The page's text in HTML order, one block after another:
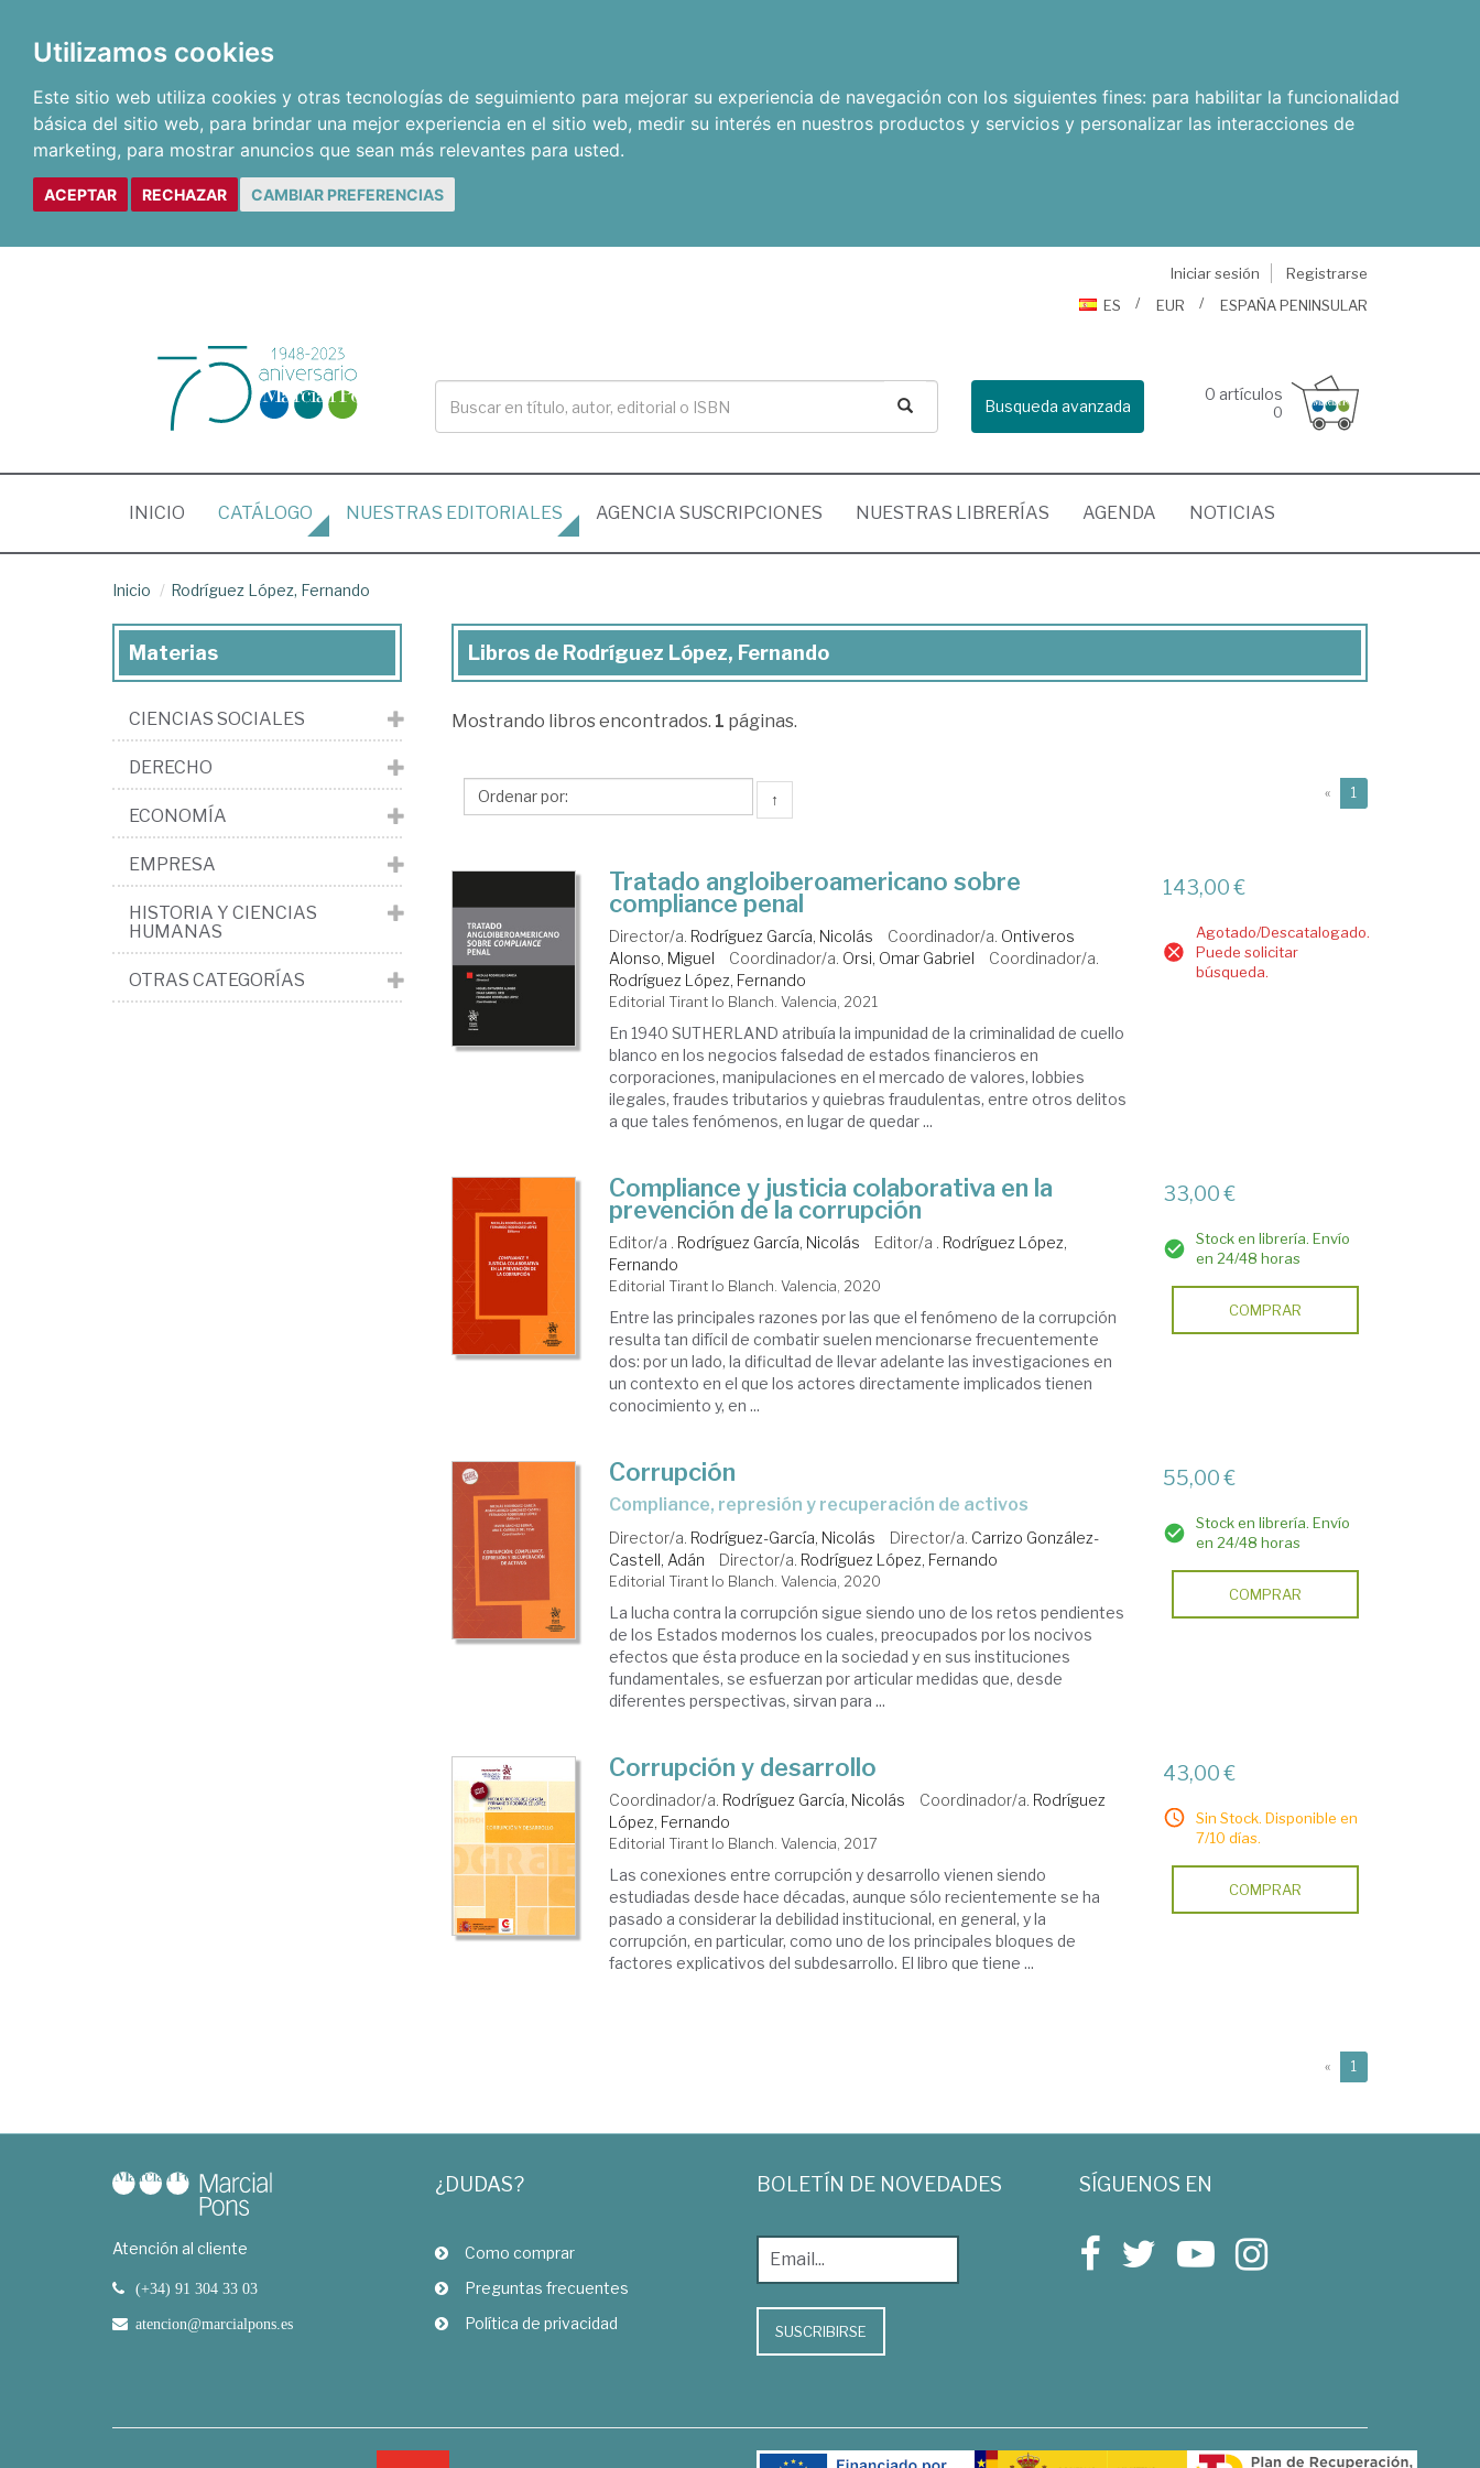
Utilizamos cookies
Este sitio web utiliza cookies y otras tecnologías de seguimiento para mejorar su experiencia de navegación con los siguientes fines: para habilitar la funcionalidad
básica del sitio web, para brindar una mejor experiencia en el sitio web, medir su interés en nuestros productos y servicios y personalizar las interacciones de
marketing, para mostrar anuncios que sean más relevantes para usted.
ACEPTAR RECHAZAR CAMBIAR PREFERENCIAS
Iniciar sesión
Registrarse
ES
EUR ESPAÑA PENINSULAR
Busqueda avanzada
0 artículos
0
INICIO (CURRENT)
CATÁLOGO NUESTRAS EDITORIALES AGENCIA SUSCRIPCIONES NUESTRAS LIBRERÍAS AGENDA NOTICIAS
Inicio Rodríguez López, Fernando
Libros
Rodríguez
Fernando
Libros de Rodríguez López, Fernando
Mostrando libros encontrados. 1 páginas.
↑ « 1
Tratado angloiberoamericano sobre
compliance penal
Director/a. Rodríguez García, Nicolás Coordinador/a. Ontiveros
Alonso, Miguel
Coordinador/a. Orsi, Omar Gabriel
Coordinador/a.
Rodríguez López, Fernando
Editorial Tirant lo Blanch. Valencia, 2021
En 1940 SUTHERLAND atribuía la impunidad de la criminalidad de cuello
blanco en los negocios falsedad de estados financieros en
corporaciones, manipulaciones en el mercado de valores, lobbies
ilegales, fraudes tributarios y quiebras fraudulentas, entre otros delitos
a que tales fenómenos, en lugar de quedar ...
143,00 €
Agotado/Descatalogado.
Puede solicitar
búsqueda.
Compliance y justicia colaborativa en la
prevención de la corrupción
Editor/a . Rodríguez García, Nicolás Editor/a . Rodríguez López,
Fernando
Editorial Tirant lo Blanch. Valencia, 2020
Entre las principales razones por las que el fenómeno de la corrupción
resulta tan difícil de combatir suelen mencionarse frecuentemente
dos: por un lado, la dificultad de llevar adelante las investigaciones en
un contexto en el que los actores directamente implicados tienen
conocimiento y, en ...
33,00 €
Stock en librería. Envío
en 24/48 horas
COMPRAR
Corrupción
compliance, represión y recuperación de activos
Director/a. Rodríguez-García, Nicolás Director/a. Carrizo González-
Castell, Adán
Director/a. Rodríguez López, Fernando
Editorial Tirant lo Blanch. Valencia, 2020
La lucha contra la corrupción sigue siendo uno de los retos pendientes
de los Estados modernos los cuales, preocupados por los nocivos
efectos que ésta produce en la sociedad y en sus instituciones
fundamentales, se esfuerzan por articular medidas que, desde
diferentes perspectivas, sirvan para ...
55,00 €
Stock en librería. Envío
en 24/48 horas
COMPRAR
Corrupción y desarrollo
Coordinador/a. Rodríguez García, Nicolás Coordinador/a. Rodríguez
López, Fernando
Editorial Tirant lo Blanch. Valencia, 2017
Las conexiones entre corrupción y desarrollo vienen siendo
estudiadas desde hace décadas, aunque sólo recientemente se ha
pasado a considerar la debilidad institucional, en general, y la
corrupción, en particular, como uno de los principales bloques de
factores explicativos del subdesarrollo. El libro que tiene ...
43,00 €
Sin Stock. Disponible en
7/10 días.
COMPRAR
« 1
Materias
CIENCIAS SOCIALES
DERECHO
ECONOMÍA
EMPRESA
HISTORIA Y CIENCIAS
HUMANAS
OTRAS CATEGORÍAS
Atención al cliente
(+34) 91 304 33 03
atencion@marcialpons.es
¿DUDAS?
Como comprar
Preguntas frecuentes
Política de privacidad
BOLETÍN DE NOVEDADES
SUSCRIBIRSE
SÍGUENOS EN